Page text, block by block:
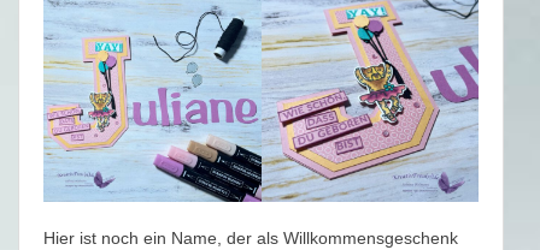
Hier ist noch ein Name, der als Willkommensgeschenk